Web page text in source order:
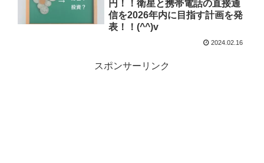
円！！衛星と携帯電話の直接通
信を2026年内に目指す計画を発
表！！(^^)v
2024.02.16
スポンサーリンク